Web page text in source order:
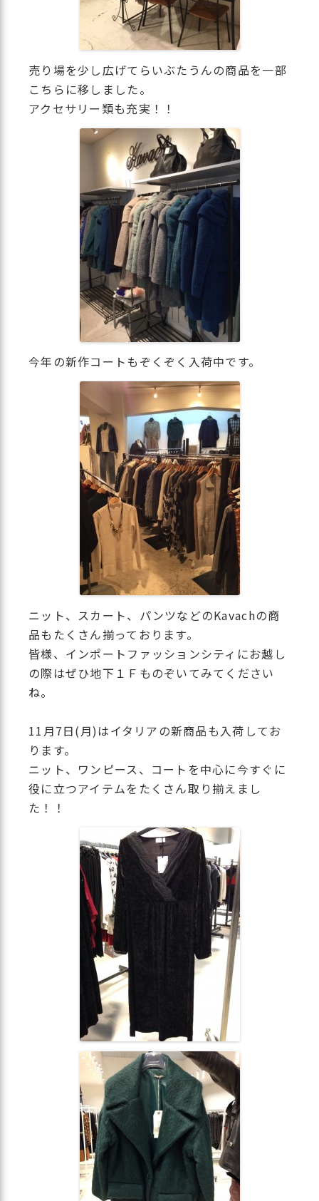
売り場を少し広げてらいぶたうんの商品を一部
こちらに移しました。
アクセサリー類も充実！！
今年の新作コートもぞくぞく入荷中です。
ニット、スカート、パンツなどのKavachの商
品もたくさん揃っております。
皆様、インポートファッションシティにお越し
の際はぜひ地下１Ｆものぞいてみてください
ね。
11月7日(月)はイタリアの新商品も入荷してお
ります。
ニット、ワンピース、コートを中心に今すぐに
役に立つアイテムをたくさん取り揃えまし
た！！